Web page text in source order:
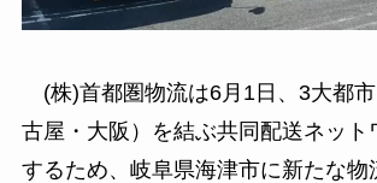
(株)首都圏物流は6月1日、3大都
古屋・大阪）を結ぶ共同配送ネット
するため、岐阜県海津市に新たな物